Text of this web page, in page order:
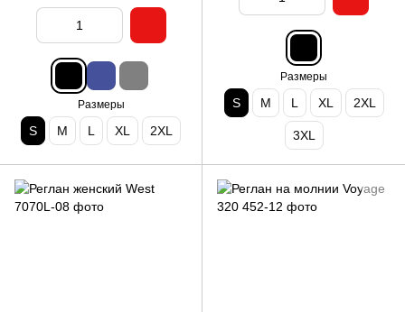
Размеры
S M L XL 2XL
Размеры
S M L XL 2XL
3XL